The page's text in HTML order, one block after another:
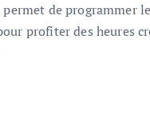
de programmer
profiter des heures